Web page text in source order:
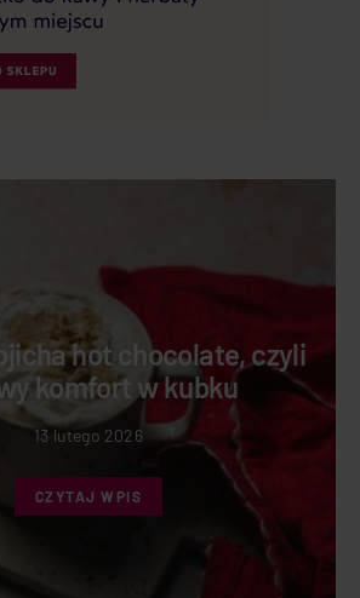
hot chocolate, czyli
komfort w kubku
13 lutego 2026
CZYTAJ WPIS